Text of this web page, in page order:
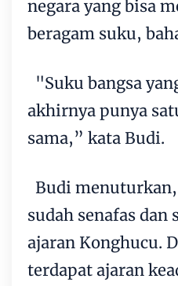
negara yang bisa
beragam suku,
"Suku bangsa
akhirnya punya
sama,” kata Budi.
Budi
sudah senafas dan
ajaran Konghucu.
terdapat ajaran